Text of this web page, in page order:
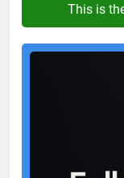
This is